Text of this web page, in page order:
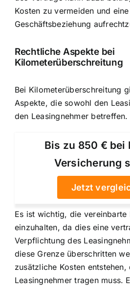
Kosten zu vermeiden und
Geschäftsbeziehung
Rechtliche Aspekte bei
Kilometerüberschreitung
Bei Kilometerüberschreitung
Aspekte, die sowohl den
den Leasingnehmer betreffen.
Bis zu 850 € bei
Versicherung
Jetzt
Es ist wichtig, die vereinbarte
einzuhalten, da dies eine
Verpflichtung des
diese Grenze überschritten
zusätzliche Kosten entstehen,
Leasingnehmer tragen muss.